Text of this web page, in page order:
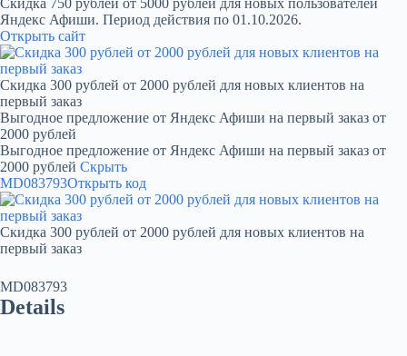
Скидка 750 рублей от 5000 рублей для новых пользователей
Яндекс Афиши. Период действия по 01.10.2026.
Открыть сайт
Скидка 300 рублей от 2000 рублей для новых клиентов на
первый заказ
Выгодное предложение от Яндекс Афиши на первый заказ от
2000 рублей
Выгодное предложение от Яндекс Афиши на первый заказ от
2000 рублей Скрыть
MD083793Открыть код
Скидка 300 рублей от 2000 рублей для новых клиентов на
первый заказ
MD083793
Details